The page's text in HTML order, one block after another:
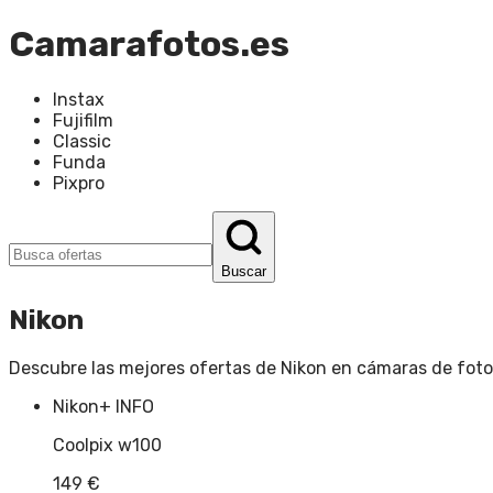
Camarafotos.es
Instax
Fujifilm
Classic
Funda
Pixpro
Buscar
Nikon
Descubre las mejores ofertas de Nikon en cámaras de
Nikon+ INFO
Coolpix w100
149 €